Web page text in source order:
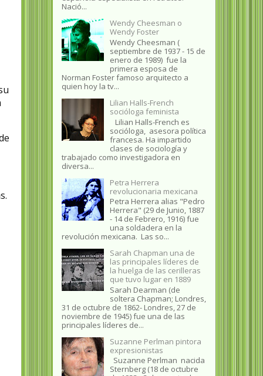
Nació...
Wendy Cheesman o
Wendy Foster
Wendy Cheesman (
septiembre de 1937 - 15 de
enero de 1989) fue la
primera esposa de
Norman Foster famoso arquitecto a
quien hoy la tv...
Lilian Halls-French
socióloga feminista
Lilian Halls-French es
socióloga, asesora política
francesa. Ha impartido
clases de sociología y
trabajado como investigadora en
diversa...
Petra Herrera
revolucionaria mexicana
Petra Herrera alias "Pedro
Herrera" (29 de Junio, 1887
- 14 de Febrero, 1916) fue
una soldadera en la
revolución mexicana. Las so...
Sarah Chapman una de
las principales líderes de
la huelga de las cerilleras
que tuvo lugar en 1889
Sarah Dearman (de
soltera Chapman; Londres,
31 de octubre de 1862​- Londres, 27 de
noviembre de 1945)​ fue una de las
principales líderes de...
Suzanne Perlman pintora
expresionistas
Suzanne Perlman nacida
Sternberg (18 de octubre